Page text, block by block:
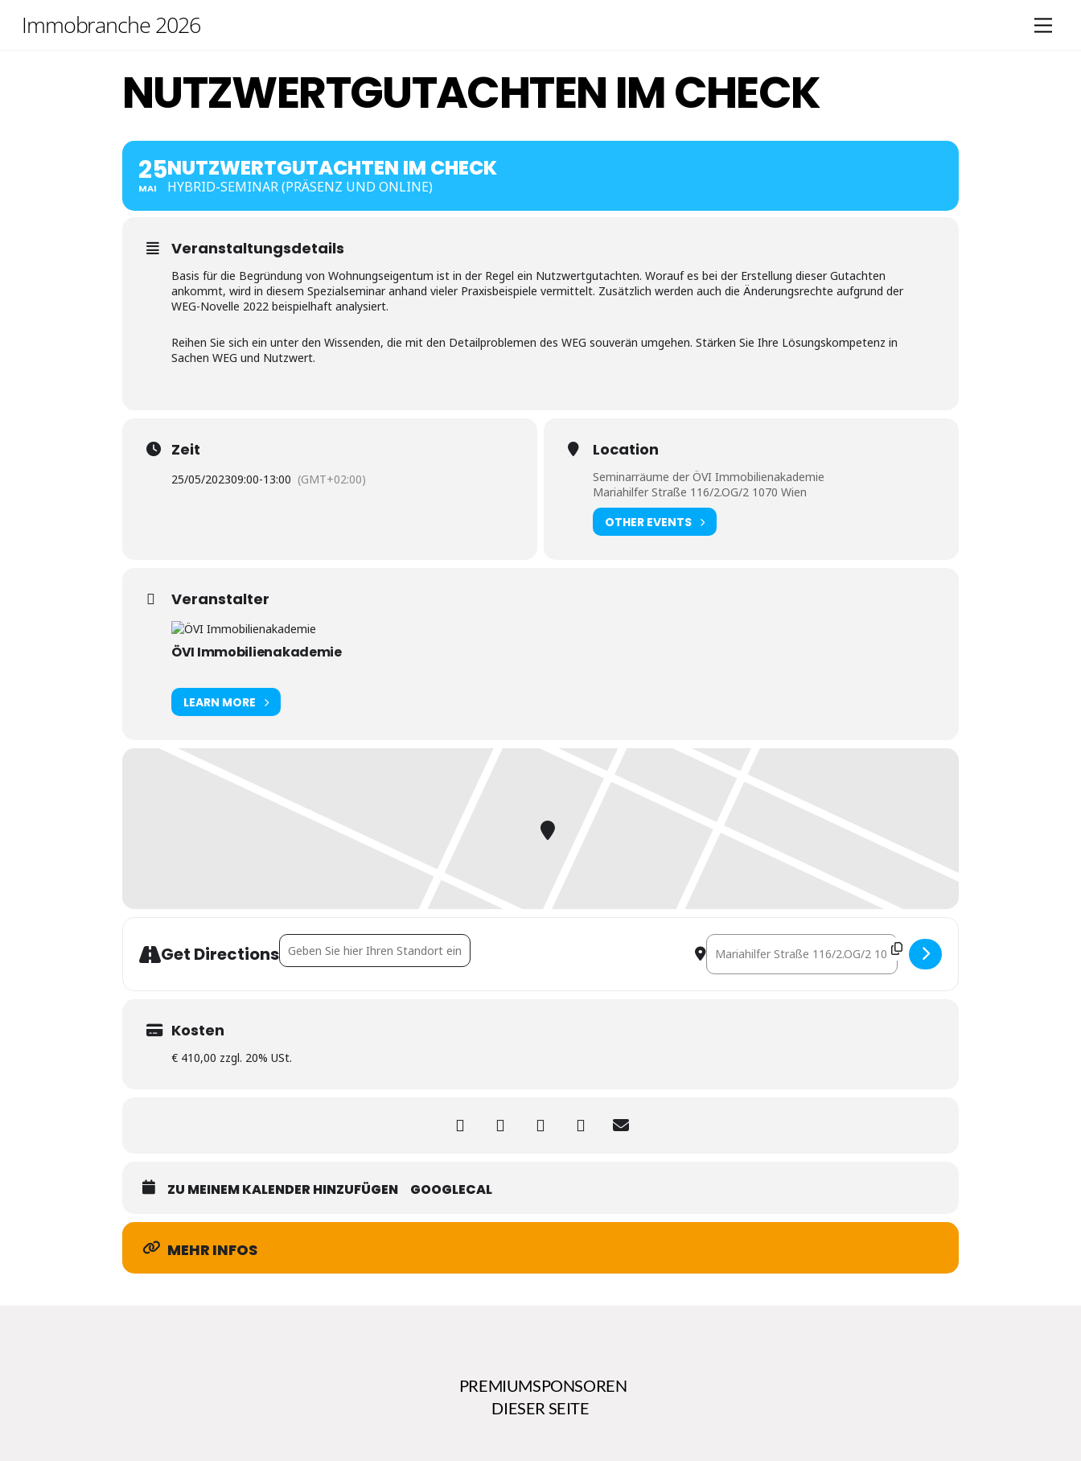
Immobranche 2026
NUTZWERTGUTACHTEN IM CHECK
25
MAI
NUTZWERTGUTACHTEN IM CHECK
HYBRID-SEMINAR (PRÄSENZ UND ONLINE)
Veranstaltungsdetails
Basis für die Begründung von Wohnungseigentum ist in der Regel ein Nutzwertgutachten. Worauf es bei der Erstellung dieser Gutachten
ankommt, wird in diesem Spezialseminar anhand vieler Praxisbeispiele vermittelt. Zusätzlich werden auch die Änderungsrechte aufgrund der
WEG-Novelle 2022 beispielhaft analysiert.
Reihen Sie sich ein unter den Wissenden, die mit den Detailproblemen des WEG souverän umgehen. Stärken Sie Ihre Lösungskompetenz in
Sachen WEG und Nutzwert.
Zeit
25/05/202309:00-13:00 (GMT+02:00)
Location
Seminarräume der ÖVI Immobilienakademie
Mariahilfer Straße 116/2.OG/2 1070 Wien
OTHER EVENTS
Veranstalter
ÖVI Immobilienakademie
LEARN MORE
Get DirectionsAddress - Nutzwertgutachten im Check [RQe1CS4wf] Destination Address - Nutzwertgutachten im Check [Mo4GndEcY]
Kosten
€ 410,00 zzgl. 20% USt.
ZU MEINEM KALENDER HINZUFÜGEN GOOGLECAL
MEHR INFOS
PREMIUMSPONSOREN
DIESER SEITE